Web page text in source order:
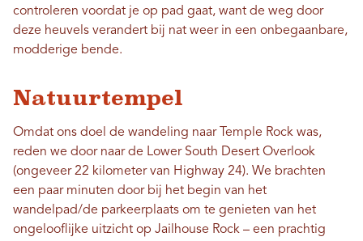
controleren voordat je op pad gaat, want de weg door
deze heuvels verandert bij nat weer in een onbegaanbare,
modderige bende.
Natuurtempel
Omdat ons doel de wandeling naar Temple Rock was,
reden we door naar de Lower South Desert Overlook
(ongeveer 22 kilometer van Highway 24). We brachten
een paar minuten door bij het begin van het
wandelpad/de parkeerplaats om te genieten van het
ongelooflijke uitzicht op Jailhouse Rock – een prachtig